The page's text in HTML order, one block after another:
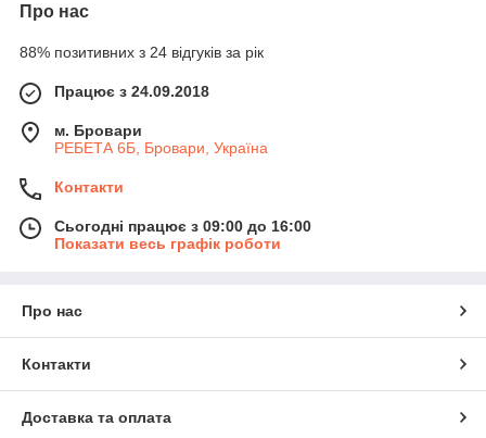
Про нас
88% позитивних з 24 відгуків за рік
Працює з 24.09.2018
м. Бровари
РЕБЕТА 6Б, Бровари, Україна
Контакти
Сьогодні працює з 09:00 до 16:00
Показати весь графік роботи
Про нас
Контакти
Доставка та оплата